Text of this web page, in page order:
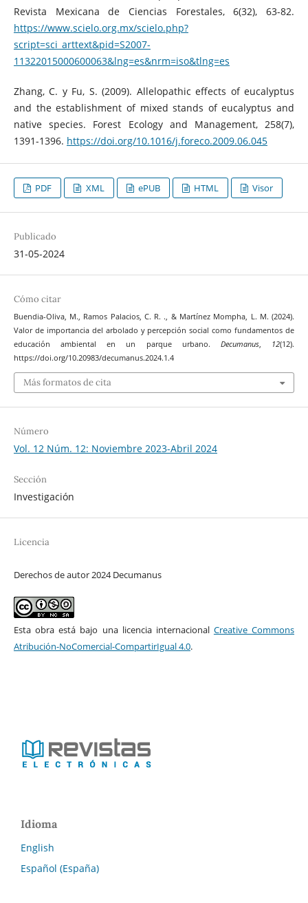
Revista Mexicana de Ciencias Forestales, 6(32), 63-82.
https://www.scielo.org.mx/scielo.php?
script=sci_arttext&pid=S2007-
11322015000600063&lng=es&nrm=iso&tlng=es
Zhang, C. y Fu, S. (2009). Allelopathic effects of eucalyptus
and the establishment of mixed stands of eucalyptus and
native species. Forest Ecology and Management, 258(7),
1391-1396. https://doi.org/10.1016/j.foreco.2009.06.045
PDF XML ePUB HTML Visor
Publicado
31-05-2024
Cómo citar
Buendia-Oliva, M., Ramos Palacios, C. R. ., & Martínez Mompha, L. M. (2024).
Valor de importancia del arbolado y percepción social como fundamentos de
educación ambiental en un parque urbano. Decumanus, 12(12).
https://doi.org/10.20983/decumanus.2024.1.4
Más formatos de cita
Número
Vol. 12 Núm. 12: Noviembre 2023-Abril 2024
Sección
Investigación
Licencia
Derechos de autor 2024 Decumanus
Esta obra está bajo una licencia internacional Creative Commons
Atribución-NoComercial-CompartirIgual 4.0.
Idioma
English
Español (España)